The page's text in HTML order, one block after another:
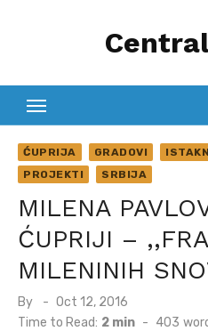
ĆUPRIJA GRADOVI
PROJEKTI
SRBIJA
MILENA
ĆUPRIJI –
MILENINIH
By
Posted
on
Oct 12, 2016
Time to Read: 2 min - 403